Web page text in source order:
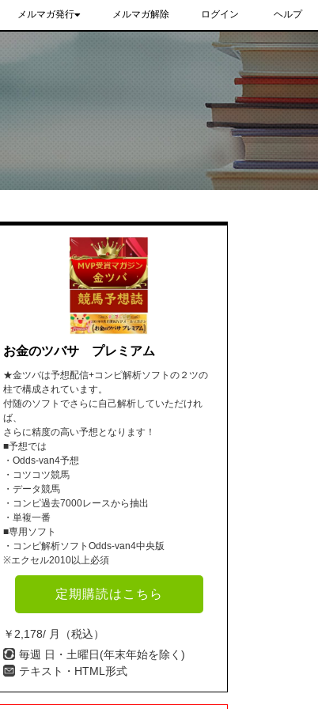
メルマガ発行 メルマガ解除 ログイン ヘルプ
お金のツバサ プレミアム
★金ツバは予想配信+コンピ解析ソフトの２ツの
柱で構成されています。
付随のソフトでさらに自己解析していただけれ
ば、
さらに精度の高い予想となります！
■予想では
・Odds-van4予想
・コツコツ競馬
・データ競馬
・コンピ過去7000レースから抽出
・単複一番
■専用ソフト
・コンピ解析ソフトOdds-van4中央版
※エクセル2010以上必須
定期購読はこちら
￥2,178/ 月（税込）
毎週 日・土曜日(年末年始を除く)
テキスト・HTML形式